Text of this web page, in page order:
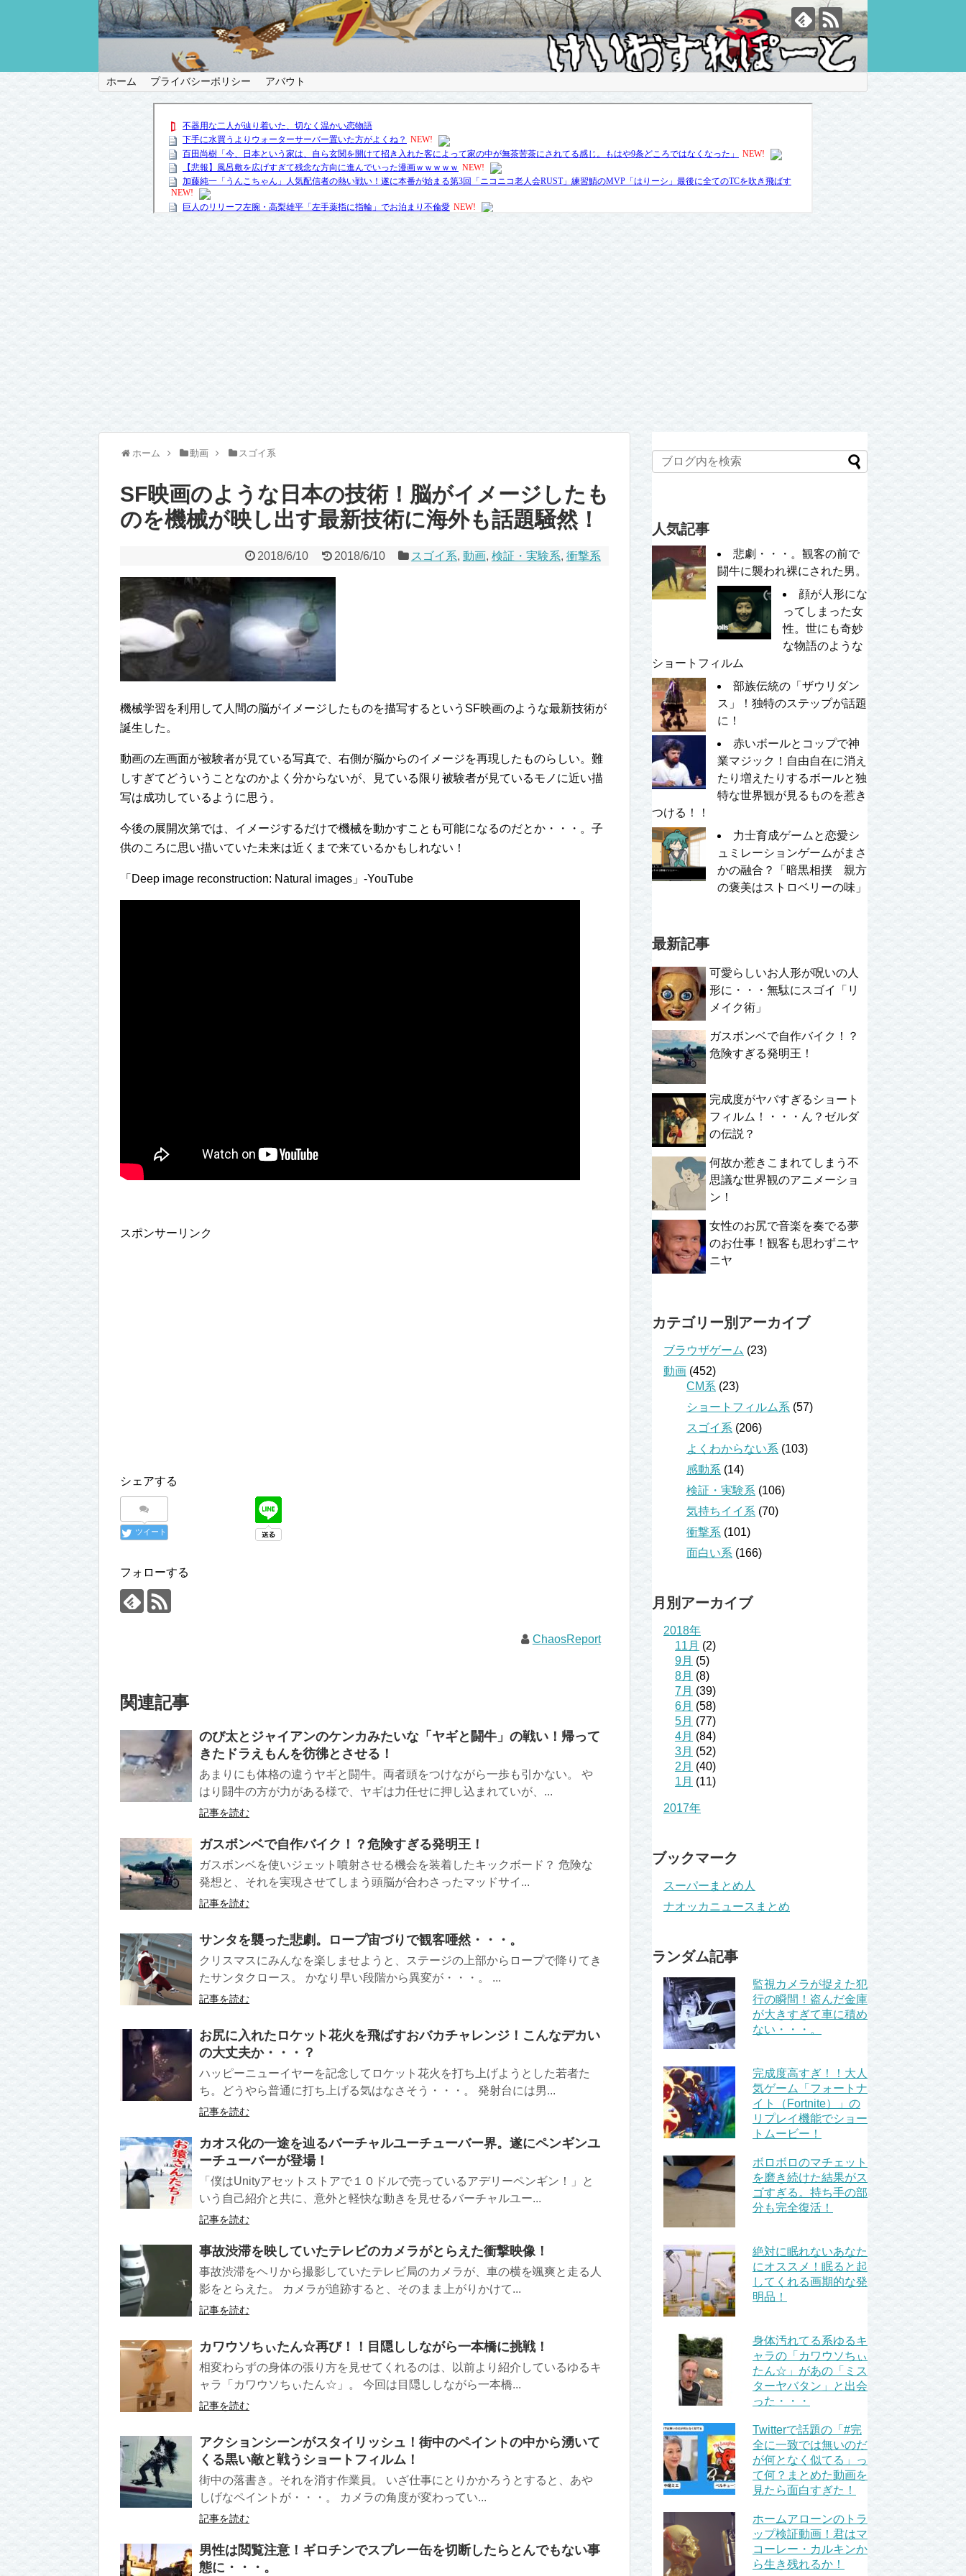
ホーム プライバシーポリシー アバウト
ホーム 動画 スゴイ系
SF映画のような日本の技術！脳がイメージしたも
のを機械が映し出す最新技術に海外も話題騒然！
2018/6/10 2018/6/10 スゴイ系, 動画, 検証・実験系, 衝撃系
機械学習を利用して人間の脳がイメージしたものを描写するというSF映画のような最新技術が
誕生した。
動画の左画面が被験者が見ている写真で、右側が脳からのイメージを再現したものらしい。難
しすぎてどういうことなのかよく分からないが、見ている限り被験者が見ているモノに近い描
写は成功しているように思う。
今後の展開次第では、イメージするだけで機械を動かすことも可能になるのだとか・・・。子
供のころに思い描いていた未来は近くまで来ているかもしれない！
「Deep image reconstruction: Natural images」-YouTube
スポンサーリンク
シェアする
ツイート
フォローする
ChaosReport
関連記事
のび太とジャイアンのケンカみたいな「ヤギと闘牛」の戦い！帰って
きたドラえもんを彷彿とさせる！
あまりにも体格の違うヤギと闘牛。両者頭をつけながら一歩も引かない。 や
はり闘牛の方が力がある様で、ヤギは力任せに押し込まれていが、...
記事を読む
ガスボンベで自作バイク！？危険すぎる発明王！
ガスボンベを使いジェット噴射させる機会を装着したキックボード？ 危険な
発想と、それを実現させてしまう頭脳が合わさったマッドサイ...
記事を読む
サンタを襲った悲劇。ロープ宙づりで観客唖然・・・。
クリスマスにみんなを楽しませようと、ステージの上部からロープで降りてき
たサンタクロース。 かなり早い段階から異変が・・・。 ...
記事を読む
お尻に入れたロケット花火を飛ばすおバカチャレンジ！こんなデカい
の大丈夫か・・・？
ハッピーニューイヤーを記念してロケット花火を打ち上げようとした若者た
ち。どうやら普通に打ち上げる気はなさそう・・・。 発射台には男...
記事を読む
カオス化の一途を辿るバーチャルユーチューバー界。遂にペンギンユ
ーチューバーが登場！
「僕はUnityアセットストアで１０ドルで売っているアデリーペンギン！」と
いう自己紹介と共に、意外と軽快な動きを見せるバーチャルユー...
記事を読む
事故渋滞を映していたテレビのカメラがとらえた衝撃映像！
事故渋滞をヘリから撮影していたテレビ局のカメラが、車の横を颯爽と走る人
影をとらえた。 カメラが追跡すると、そのまま上がりかけて...
記事を読む
カワウソちぃたん☆再び！！目隠ししながら一本橋に挑戦！
相変わらずの身体の張り方を見せてくれるのは、以前より紹介しているゆるキ
ャラ「カワウソちぃたん☆」。 今回は目隠ししながら一本橋...
記事を読む
アクションシーンがスタイリッシュ！街中のペイントの中から湧いて
くる黒い敵と戦うショートフィルム！
街中の落書き。それを消す作業員。 いざ仕事にとりかかろうとすると、あや
しげなペイントが・・・。 カメラの角度が変わってい...
記事を読む
男性は閲覧注意！ギロチンでスプレー缶を切断したらとんでもない事
態に・・・。
人気記事
悲劇・・・。観客の前で
闘牛に襲われ裸にされた男。
顔が人形にな
ってしまった女
性。世にも奇妙
な物語のような
ショートフィルム
部族伝統の「ザウリダン
ス」！独特のステップが話題
に！
赤いボールとコップで神
業マジック！自由自在に消え
たり増えたりするボールと独
特な世界観が見るものを惹き
つける！！
力士育成ゲームと恋愛シ
ュミレーションゲームがまさ
かの融合？「暗黒相撲 親方
の褒美はストロベリーの味」
最新記事
可愛らしいお人形が呪いの人
形に・・・無駄にスゴイ「リ
メイク術」
ガスボンベで自作バイク！？
危険すぎる発明王！
完成度がヤバすぎるショート
フィルム！・・・ん？ゼルダ
の伝説？
何故か惹きこまれてしまう不
思議な世界観のアニメーショ
ン！
女性のお尻で音楽を奏でる夢
のお仕事！観客も思わずニヤ
ニヤ
カテゴリー別アーカイブ
ブラウザゲーム (23)
動画 (452)
CM系 (23)
ショートフィルム系 (57)
スゴイ系 (206)
よくわからない系 (103)
感動系 (14)
検証・実験系 (106)
気持ちイイ系 (70)
衝撃系 (101)
面白い系 (166)
月別アーカイブ
2018年
11月 (2)
9月 (5)
8月 (8)
7月 (39)
6月 (58)
5月 (77)
4月 (84)
3月 (52)
2月 (40)
1月 (11)
2017年
ブックマーク
スーパーまとめ人
ナオッカニュースまとめ
ランダム記事
監視カメラが捉えた犯
行の瞬間！盗んだ金庫
が大きすぎて車に積め
ない・・・。
完成度高すぎ！！大人
気ゲーム「フォートナ
イト（Fortnite）」の
リプレイ機能でショー
トムービー！
ボロボロのマチェット
を磨き続けた結果がス
ゴすぎる。持ち手の部
分も完全復活！
絶対に眠れないあなた
にオススメ！眠ると起
してくれる画期的な発
明品！
身体汚れてる系ゆるキ
ャラの「カワウソちぃ
たん☆」があの「ミス
ターヤバタン」と出会
った・・・
Twitterで話題の「#完
全に一致では無いのだ
が何となく似てる」っ
て何？まとめた動画を
見たら面白すぎた！
ホームアローンのトラ
ップ検証動画！君はマ
コーレー・カルキンか
ら生き残れるか！